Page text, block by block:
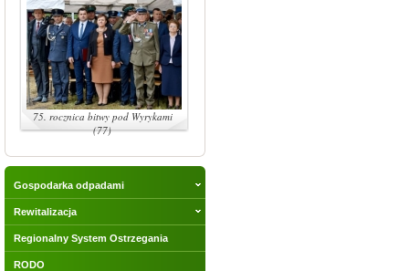
75. rocznica bitwy pod Wyrykami
(77)
Gospodarka odpadami
Rewitalizacja
Regionalny System Ostrzegania
RODO